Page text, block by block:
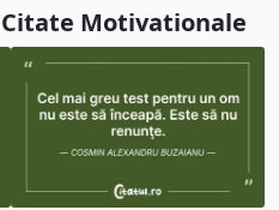
Citate Motivationale